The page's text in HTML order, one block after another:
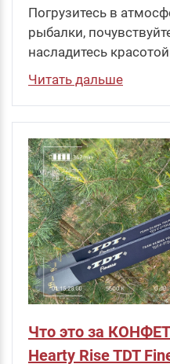
Погрузитесь в
рыбалки,
насладитесь
Читать дальше
Что это за
Hearty Rise TDT